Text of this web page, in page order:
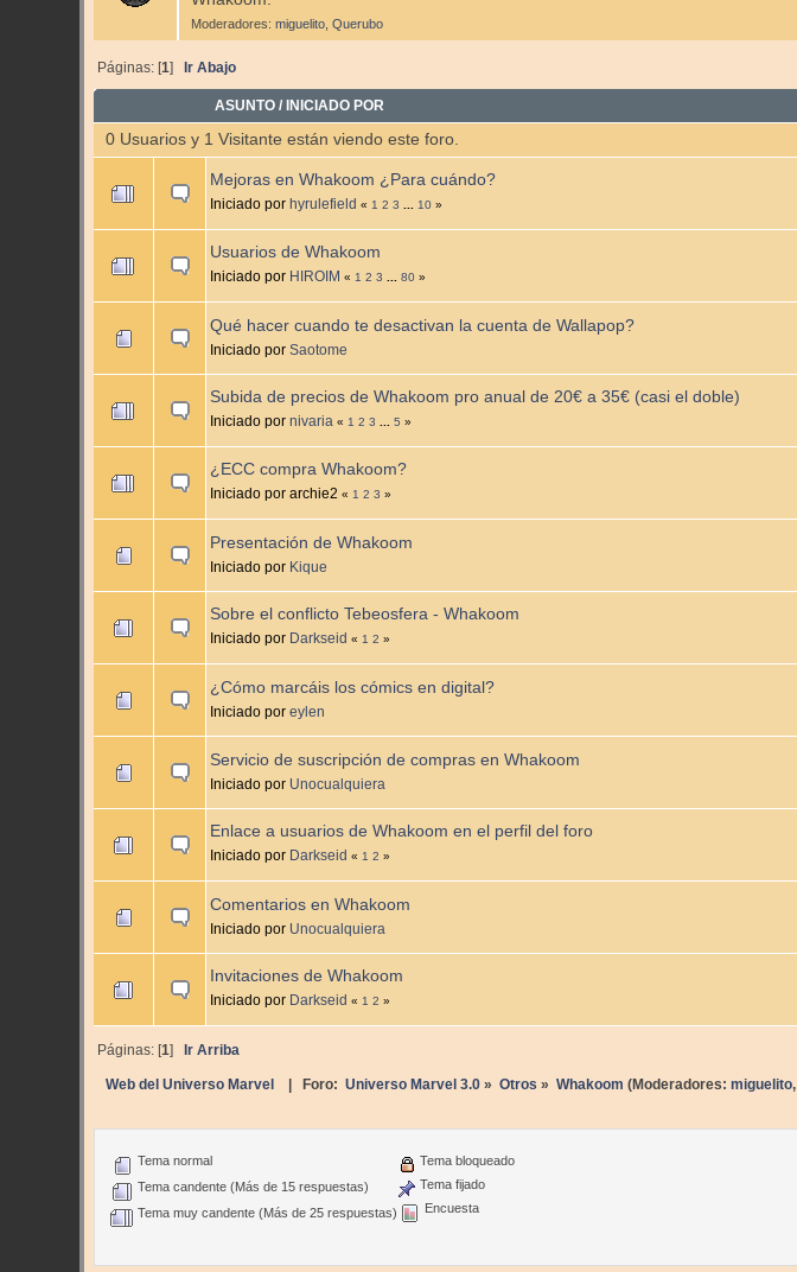
Moderadores: miguelito, Querubo
Páginas: [1] Ir Abajo
ASUNTO / INICIADO POR
0 Usuarios y 1 Visitante están viendo este foro.
Mejoras en Whakoom ¿Para cuándo?
Iniciado por hyrulefield «1 2 3 ...10 »
Usuarios de Whakoom
Iniciado por HIROIM «1 2 3 ...80 »
Qué hacer cuando te desactivan la cuenta de Wallapop?
Iniciado porSaotome
Subida de precios de Whakoom pro anual de 20€ a 35€ (casi el doble)
Iniciado pornivaria «1 2 3 ...5 »
¿ECC compra Whakoom?
Iniciado por archie2«1 2 3 »
Presentación de Whakoom
Iniciado por Kique
Sobre el conflicto Tebeosfera - Whakoom
Iniciado por Darkseid «1 2 »
¿Cómo marcáis los cómics en digital?
Iniciado poreylen
Servicio de suscripción de compras en Whakoom
Iniciado por Unocualquiera
Enlace a usuarios de Whakoom en el perfil del foro
Iniciado por Darkseid «1 2 »
Comentarios en Whakoom
Iniciado por Unocualquiera
Invitaciones de Whakoom
Iniciado por Darkseid «1 2 »
Páginas: [1] Ir Arriba
Web del Universo Marvel | Foro: Universo Marvel 3.0» Otros » Whakoom (Moderadores: miguelito,
Tema normal
Tema candente (Más de 15 respuestas)
Tema muy candente (Más de 25 respuestas)
Tema bloqueado
Tema fijado
Encuesta